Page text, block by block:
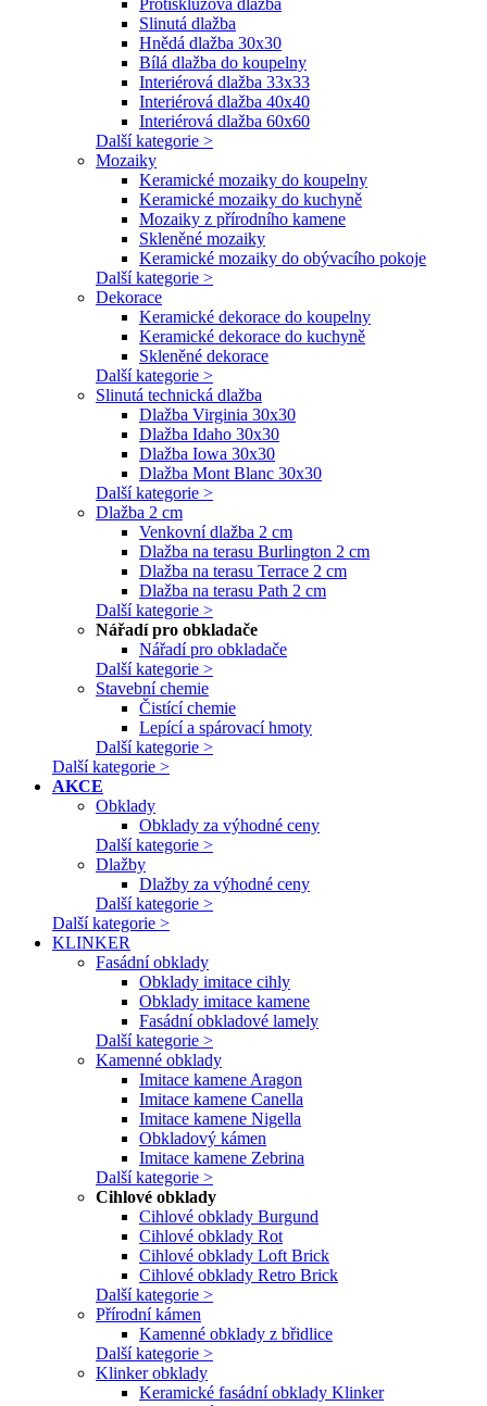
Protiskluzová dlažba
Slinutá dlažba
Hnědá dlažba 30x30
Bílá dlažba do koupelny
Interiérová dlažba 33x33
Interiérová dlažba 40x40
Interiérová dlažba 60x60
Další kategorie >
Mozaiky
Keramické mozaiky do koupelny
Keramické mozaiky do kuchyně
Mozaiky z přírodního kamene
Skleněné mozaiky
Keramické mozaiky do obývacího pokoje
Další kategorie >
Dekorace
Keramické dekorace do koupelny
Keramické dekorace do kuchyně
Skleněné dekorace
Další kategorie >
Slinutá technická dlažba
Dlažba Virginia 30x30
Dlažba Idaho 30x30
Dlažba Iowa 30x30
Dlažba Mont Blanc 30x30
Další kategorie >
Dlažba 2 cm
Venkovní dlažba 2 cm
Dlažba na terasu Burlington 2 cm
Dlažba na terasu Terrace 2 cm
Dlažba na terasu Path 2 cm
Další kategorie >
Nářadí pro obkladače
Nářadí pro obkladače
Další kategorie >
Stavební chemie
Čistící chemie
Lepící a spárovací hmoty
Další kategorie >
Další kategorie >
AKCE
Obklady
Obklady za výhodné ceny
Další kategorie >
Dlažby
Dlažby za výhodné ceny
Další kategorie >
Další kategorie >
KLINKER
Fasádní obklady
Obklady imitace cihly
Obklady imitace kamene
Fasádní obkladové lamely
Další kategorie >
Kamenné obklady
Imitace kamene Aragon
Imitace kamene Canella
Imitace kamene Nigella
Obkladový kámen
Imitace kamene Zebrina
Další kategorie >
Cihlové obklady
Cihlové obklady Burgund
Cihlové obklady Rot
Cihlové obklady Loft Brick
Cihlové obklady Retro Brick
Další kategorie >
Přírodní kámen
Kamenné obklady z břidlice
Další kategorie >
Klinker obklady
Keramické fasádní obklady Klinker